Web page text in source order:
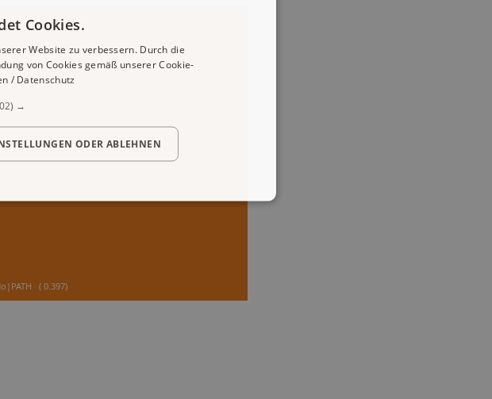
( 0.397)
Cookies.
Website zu verbessern. Durch die
von Cookies gemäß unserer Cookie-
/ Datenschutz
→
ODER ABLEHNEN